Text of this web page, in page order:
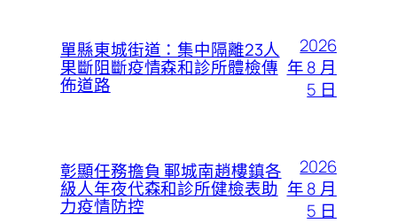
單縣東城街道：集中隔離23人
果斷阻斷疫情森和診所體檢傳
佈道路
2026
年 8 月
5 日
彰顯任務擔負 鄆城南趙樓鎮各
級人年夜代森和診所健檢表助
力疫情防控
2026
年 8 月
5 日